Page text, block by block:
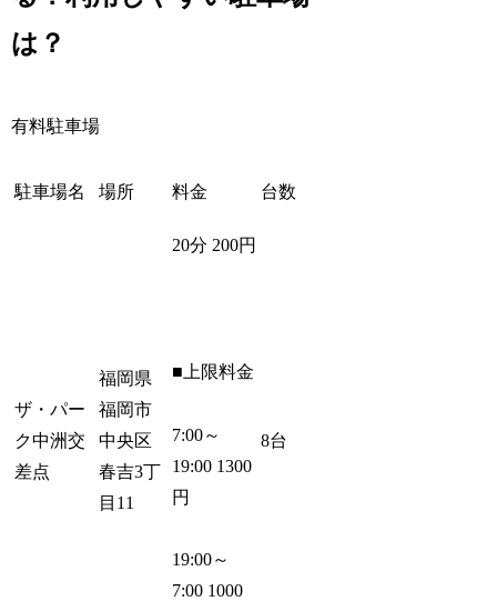
は？
有料駐車場
駐車場名 場所 料金 台数
ザ・パー
ク中洲交
差点
福岡県
福岡市
中央区
春吉3丁
目11
20分 200円
■上限料金
7:00～
19:00 1300
円
19:00～
7:00 1000
8台